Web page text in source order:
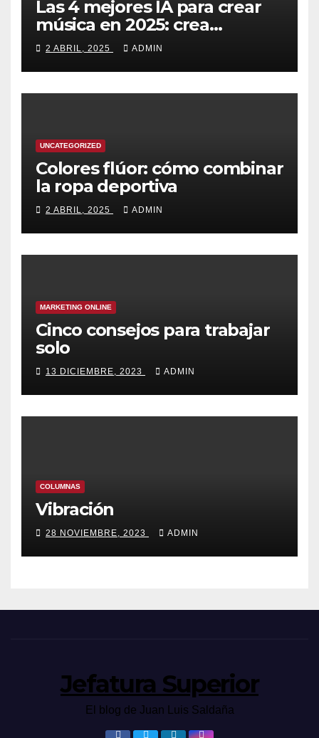
Las 4 mejores IA para crear
música en 2025: crea
canciones increíbles en
2 ABRIL, 2025 ADMIN
UNCATEGORIZED
Colores flúor: cómo combinar
la ropa deportiva
2 ABRIL, 2025 ADMIN
MARKETING ONLINE
Cinco consejos para trabajar
solo
13 DICIEMBRE, 2023 ADMIN
COLUMNAS
Vibración
28 NOVIEMBRE, 2023 ADMIN
Jefatura Superior
El blog de Juan Luis Saldaña